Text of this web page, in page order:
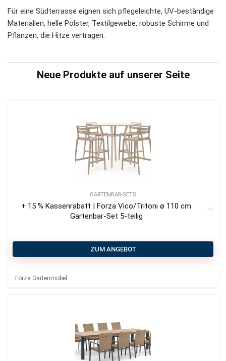
Für eine Südterrasse eignen sich pflegeleichte, UV-beständige
Materialien, helle Polster, Textilgewebe, robuste Schirme und
Pflanzen, die Hitze vertragen.
Neue Produkte auf unserer Seite
GARTENBAR-SETS
+ 15 % Kassenrabatt | Forza Vico/Tritoni ø 110 cm
Gartenbar-Set 5-teilig
ZUM ANGEBOT
Forza Gartenmöbel